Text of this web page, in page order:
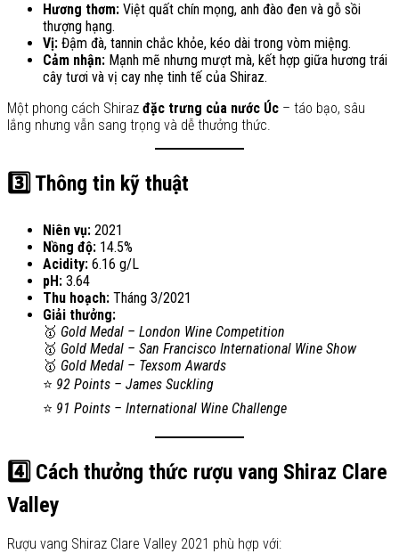
Hương thơm: Việt quất chín mọng, anh đào đen và gỗ sồi
thượng hạng.
Vị: Đậm đà, tannin chắc khỏe, kéo dài trong vòm miệng.
Cảm nhận: Mạnh mẽ nhưng mượt mà, kết hợp giữa hương trái
cây tươi và vị cay nhẹ tinh tế của Shiraz.
Một phong cách Shiraz đặc trưng của nước Úc – táo bạo, sâu
lắng nhưng vẫn sang trọng và dễ thưởng thức.
3️⃣ Thông tin kỹ thuật
Niên vụ: 2021
Nồng độ: 14.5%
Acidity: 6.16 g/L
pH: 3.64
Thu hoạch: Tháng 3/2021
Giải thưởng:
🥇 Gold Medal – London Wine Competition
🥇 Gold Medal – San Francisco International Wine Show
🥇 Gold Medal – Texsom Awards
⭐ 92 Points – James Suckling
⭐ 91 Points – International Wine Challenge
4️⃣ Cách thưởng thức rượu vang Shiraz Clare
Valley
Rượu vang Shiraz Clare Valley 2021 phù hợp với: